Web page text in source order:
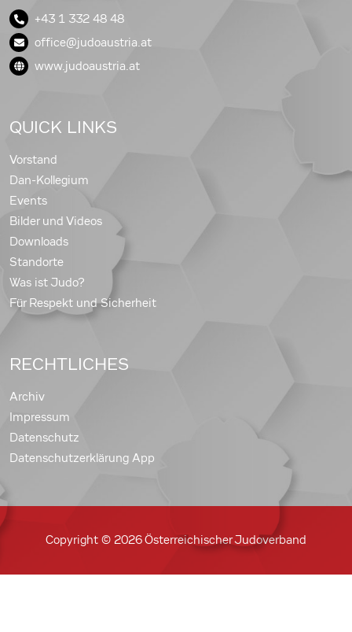
+43 1 332 48 48
office@judoaustria.at
www.judoaustria.at
QUICK LINKS
Vorstand
Dan-Kollegium
Events
Bilder und Videos
Downloads
Standorte
Was ist Judo?
Für Respekt und Sicherheit
RECHTLICHES
Archiv
Impressum
Datenschutz
Datenschutzerklärung App
Copyright © 2026 Österreichischer Judoverband